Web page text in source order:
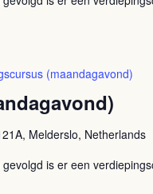
(maandagavond)
Melderslo, Netherlands
is er een